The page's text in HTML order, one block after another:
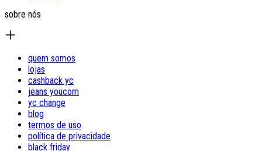
sobre nós
quem somos
lojas
cashback yc
jeans youcom
yc change
blog
termos de uso
política de privacidade
black friday